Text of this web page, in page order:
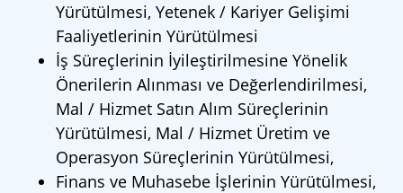
Yürütülmesi, Yetenek / Kariyer Gelişimi
Faaliyetlerinin Yürütülmesi
İş Süreçlerinin İyileştirilmesine Yönelik
Önerilerin Alınması ve Değerlendirilmesi,
Mal / Hizmet Satın Alım Süreçlerinin
Yürütülmesi, Mal / Hizmet Üretim ve
Operasyon Süreçlerinin Yürütülmesi,
Finans ve Muhasebe İşlerinin Yürütülmesi,